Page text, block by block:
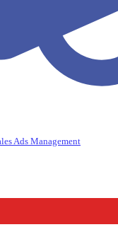
Ads Management